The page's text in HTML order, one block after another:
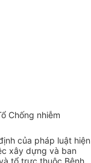
Chống nhiễm
của pháp luật hiện
xây dựng và ban
tổ trực thuộc Bệnh